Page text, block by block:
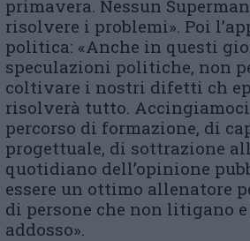
primavera. Nessun
risolvere i problemi». Poi
politica: «Anche in questi
speculazioni politiche, non
coltivare i nostri difetti ch
risolverà tutto.
percorso di formazione, di
progettuale, di sottrazione
quotidiano dell’opinione
essere un ottimo allenatore
di persone che non litigano
addosso».